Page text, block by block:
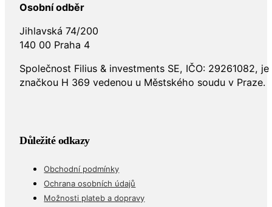
Osobní odběr
Jihlavská 74/200
140 00 Praha 4
Společnost Filius & investments SE, IČO: 29261082,
značkou H 369 vedenou u Městského soudu v Praze.
Důležité odkazy
Obchodní podmínky
Ochrana osobních údajů
Možnosti plateb a dopravy